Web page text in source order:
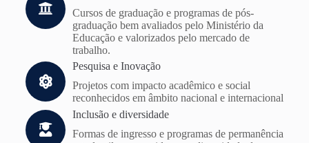
Cursos de graduação e programas de pós-
graduação bem avaliados pelo Ministério da
Educação e valorizados pelo mercado de
trabalho.
Pesquisa e Inovação
Projetos com impacto acadêmico e social
reconhecidos em âmbito nacional e internacional
Inclusão e diversidade
Formas de ingresso e programas de permanência